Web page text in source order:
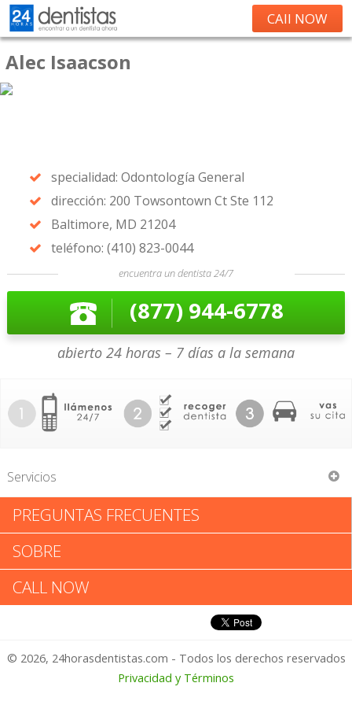
CAll NOW
Alec Isaacson
specialidad: Odontología General
dirección: 200 Towsontown Ct Ste 112
Baltimore, MD 21204
teléfono: (410) 823-0044
encuentra un dentista 24/7
(877) 944-6778
abierto 24 horas – 7 días a la semana
Servicios
Alec Isaacson
Alec Isaacson: Califica tu
Experiencia
1 – No Feliz
PREGUNTAS FRECUENTES
SOBRE
CALL NOW
© 2026, 24horasdentistas.com - Todos los derechos reservados
Privacidad y Términos